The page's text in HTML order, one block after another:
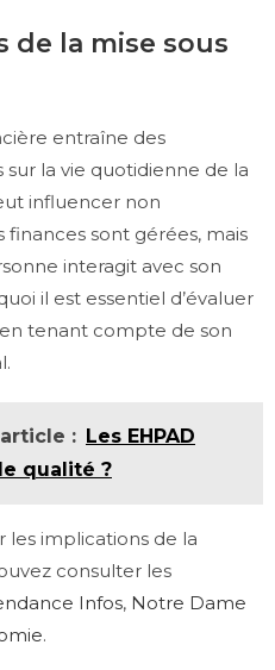
de la mise sous
entraîne des
la vie quotidienne de la
influencer non
sont gérées, mais
interagit avec son
il est essentiel d’évaluer
tenant compte de son
: Les EHPAD
qualité ?
les implications de la
consulter les
Infos, Notre Dame
.